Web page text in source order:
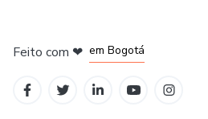
Feito com ❤ em Bogotá